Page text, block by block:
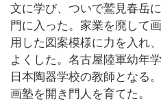
文に学び、ついで鷲見春岳
門に入った。家業を廃して
用した図案模様に力を入れ
よくした。名古屋陸軍幼年
日本陶器学校の教師となる
画塾を開き門人を育てた。